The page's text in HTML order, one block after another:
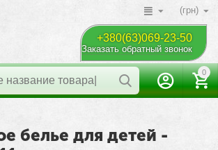
(грн)
+380(63)069-23-50
Заказать обратный звонок
0
белье для детей -